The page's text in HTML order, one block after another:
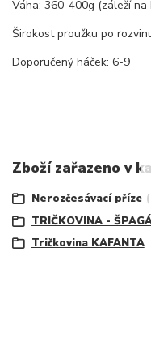
Váha: 360-400g (záleží
Širokost proužku po
Doporučený háček: 6-9
Zboží zařazeno v
Nerozčesávací příze
TRIČKOVINA -
Tričkovina KAFANTA